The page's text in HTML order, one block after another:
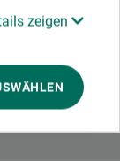
zeigen